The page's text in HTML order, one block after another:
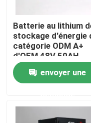
Contact
nouvelles
Tous les cas
remisage des
Batterie au lithium
stockage d'énergie
catégorie ODM A+
d'OEM 48V 50AH
envoyer une